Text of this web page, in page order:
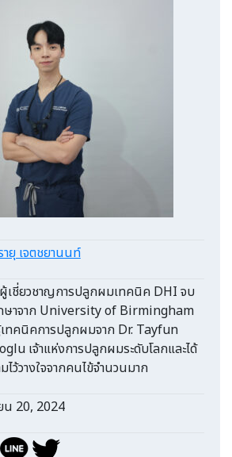
ยุ เจตชยานนท์
เชี่ยวชาญการปลูกผมเทคนิค DHI จบ
ษาจาก University of Birmingham
เทคนิคการปลูกผมจาก Dr. Tayfun
เจ้าแห่งการปลูกผมระดับโลกและได้
ไว้วางใจจากคนไข้จำนวนมาก
น 20, 2024